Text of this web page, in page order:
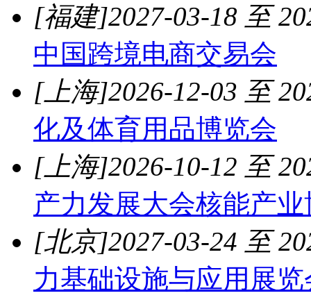
[福建]2027-03-18 至
中国跨境电商交易会
[上海]2026-12-03 至
化及体育用品博览会
[上海]2026-10-12 至
产力发展大会核能产
[北京]2027-03-24 至
力基础设施与应用展览